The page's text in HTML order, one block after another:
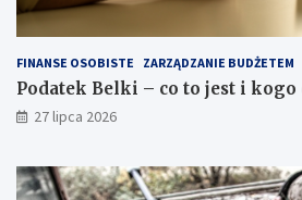
FINANSE OSOBISTE ZARZĄDZANIE BUDŻETEM
Podatek Belki – co to jest i kogo
27 lipca 2026